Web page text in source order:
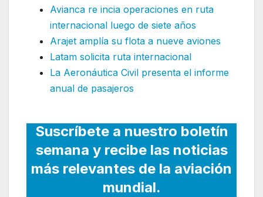
Avianca re incia operaciones en ruta
internacional luego de siete años
Arajet amplía su flota a nueve aviones
Latam solicita ruta internacional
La Aeronáutica Civil presenta el informe
anual de pasajeros
Suscríbete a nuestro boletín
semana y recibe las noticias
más relevantes de la aviación
mundial.